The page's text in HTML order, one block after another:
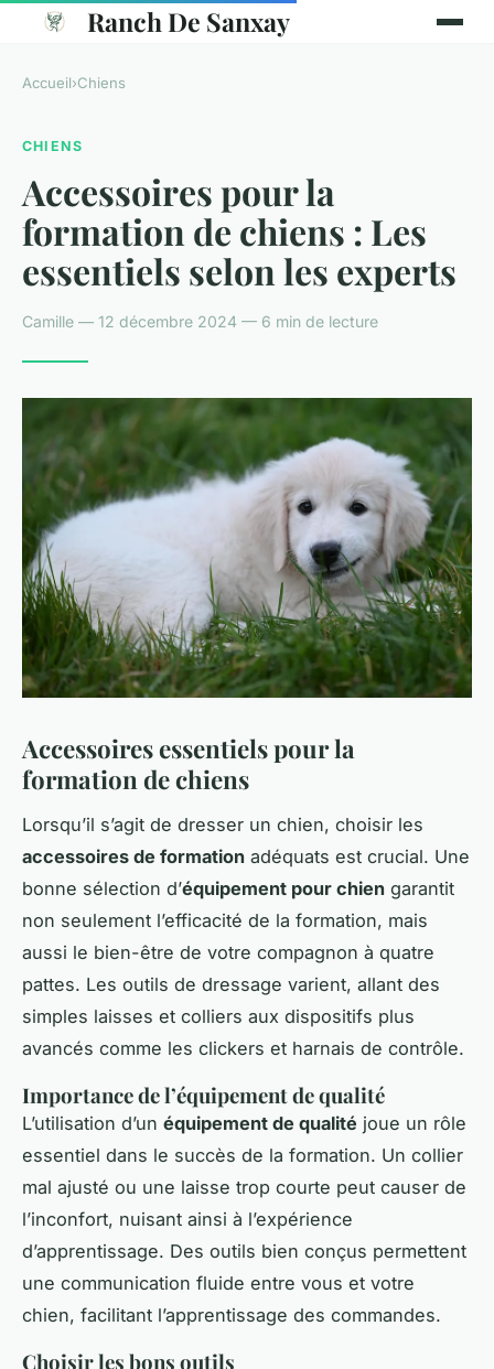
Ranch De Sanxay
Accueil›Chiens
CHIENS
Accessoires pour la
formation de chiens : Les
essentiels selon les experts
Camille — 12 décembre 2024 — 6 min de lecture
Accessoires essentiels pour la
formation de chiens
Lorsqu’il s’agit de dresser un chien, choisir les
accessoires de formation adéquats est crucial. Une
bonne sélection d’équipement pour chien garantit
non seulement l’efficacité de la formation, mais
aussi le bien-être de votre compagnon à quatre
pattes. Les outils de dressage varient, allant des
simples laisses et colliers aux dispositifs plus
avancés comme les clickers et harnais de contrôle.
Importance de l’équipement de qualité
L’utilisation d’un équipement de qualité joue un rôle
essentiel dans le succès de la formation. Un collier
mal ajusté ou une laisse trop courte peut causer de
l’inconfort, nuisant ainsi à l’expérience
d’apprentissage. Des outils bien conçus permettent
une communication fluide entre vous et votre
chien, facilitant l’apprentissage des commandes.
Choisir les bons outils